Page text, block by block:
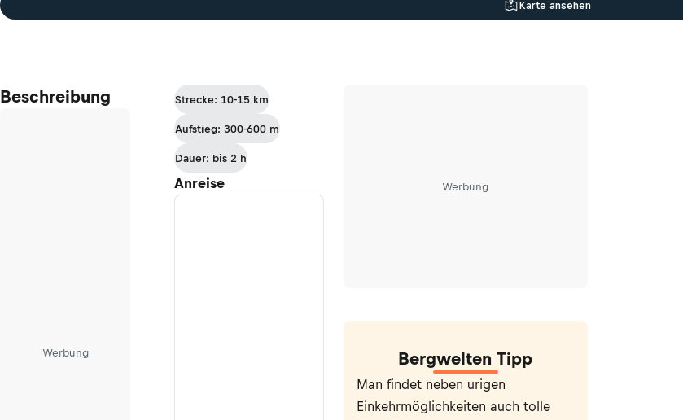
Karte ansehen
Beschreibung
Werbung
Strecke: 10-15 km
Aufstieg: 300-600 m
Dauer: bis 2 h
Anreise Werbung
Bergwelten Tipp
Man findet neben urigen
Einkehrmöglichkeiten auch tolle